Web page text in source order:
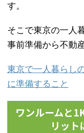
す。
そこで東京の一人
事前準備から不動
東京で一人暮らし
に準備すること
ワンルームと
リット